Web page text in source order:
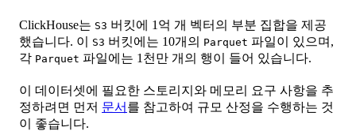
ClickHouse는 S3 버킷에 1억 개 벡터의 부분 집합을 제공
했습니다. 이
S3 버킷에는 10개의 Parquet 파일이 있으며,
각 Parquet 파일에는 1천만 개의 행이 들어 있습니다.
이 데이터셋에 필요한 스토리지와 메모리 요구 사항을 추
정하려면 먼저 문서 를 참고하여 규모 산정을 수행하는 것
이 좋습니다.